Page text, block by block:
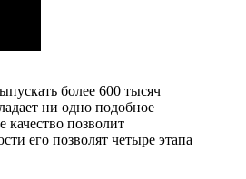
более 600 тысяч
ни одно подобное
качество позволит
его позволят четыре этапа